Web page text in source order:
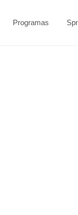
Programas